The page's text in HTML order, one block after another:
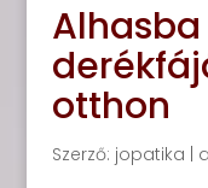
otthon
Szerző: jopatika